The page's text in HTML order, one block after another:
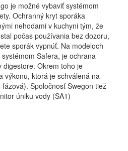
je možné vybaviť systémom
Ochranný kryt sporáka
nehodami v kuchyni tým, že
počas používania bez dozoru,
sporák vypnúť. Na modeloch
Safera, je ochrana
digestore. Okrem toho je
výkonu, ktorá je schválená na
Spoločnosť Swegon tiež
úniku vody (SA1)